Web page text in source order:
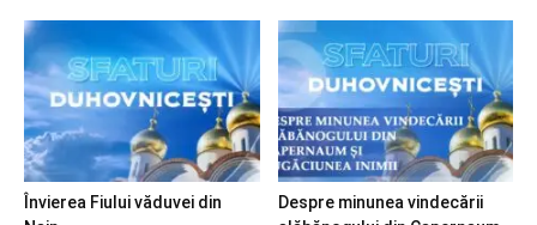
Învierea Fiului văduvei din
Despre minunea vindecării